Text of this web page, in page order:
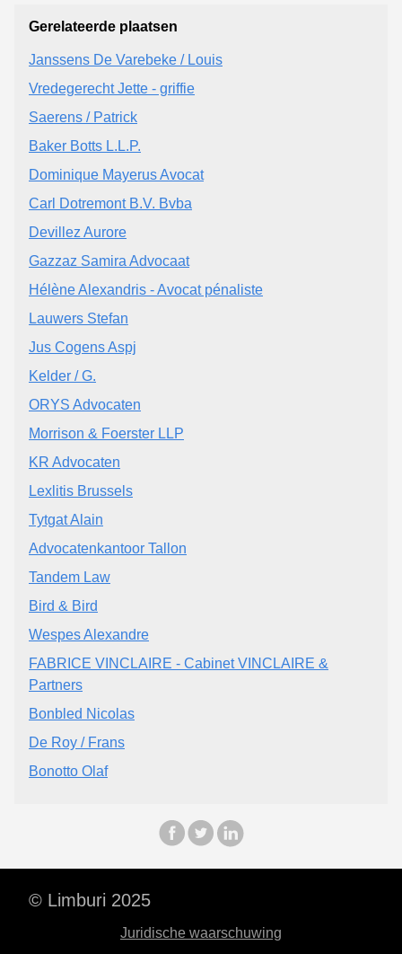
Gerelateerde plaatsen
Janssens De Varebeke / Louis
Vredegerecht Jette - griffie
Saerens / Patrick
Baker Botts L.L.P.
Dominique Mayerus Avocat
Carl Dotremont B.V. Bvba
Devillez Aurore
Gazzaz Samira Advocaat
Hélène Alexandris - Avocat pénaliste
Lauwers Stefan
Jus Cogens Aspj
Kelder / G.
ORYS Advocaten
Morrison & Foerster LLP
KR Advocaten
Lexlitis Brussels
Tytgat Alain
Advocatenkantoor Tallon
Tandem Law
Bird & Bird
Wespes Alexandre
FABRICE VINCLAIRE - Cabinet VINCLAIRE &
Partners
Bonbled Nicolas
De Roy / Frans
Bonotto Olaf
© Limburi 2025
Juridische waarschuwing